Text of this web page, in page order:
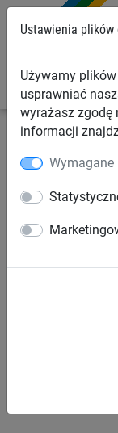
Ustawienia plików
Używamy
usprawniać
wyrażasz zgodę
informacji
Siatka
(ø 2,3